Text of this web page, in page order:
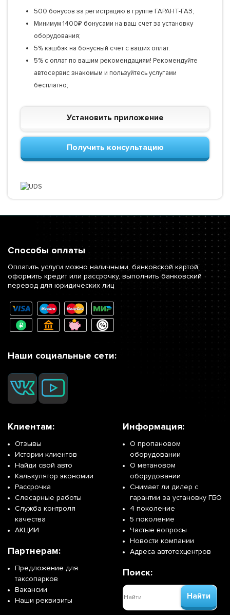
500 бонусов за регистрацию в группе ГАРАНТ-ГАЗ;
Минимум 1400₽ бонусами на ваш счет за установку
оборудования;
5% кэшбэк на бонусный счет с ваших оплат.
5% с оплат по вашим рекомендациям! Рекомендуйте
автосервис знакомым и пользуйтесь услугами
бесплатно;
Установить приложение
Получить консультацию
Способы оплаты
Оплатить услуги можно наличными, банковской картой,
оформить кредит или рассрочку, выполнить банковский
перевод для юридических лиц
Наши социальные сети:
Клиентам:
Отзывы
Истории клиентов
Найди свой авто
Калькулятор экономии
Рассрочка
Слесарные работы
Служба контроля
качества
АКЦИИ
Партнерам:
Предложение для
таксопарков
Вакансии
Наши реквизиты
Информация:
О пропановом
оборудовании
О метановом
оборудовании
Снимает ли дилер с
гарантии за установку ГБО
4 поколение
5 поколение
Частые вопросы
Новости компании
Адреса автотехцентров
Поиск:
Найти